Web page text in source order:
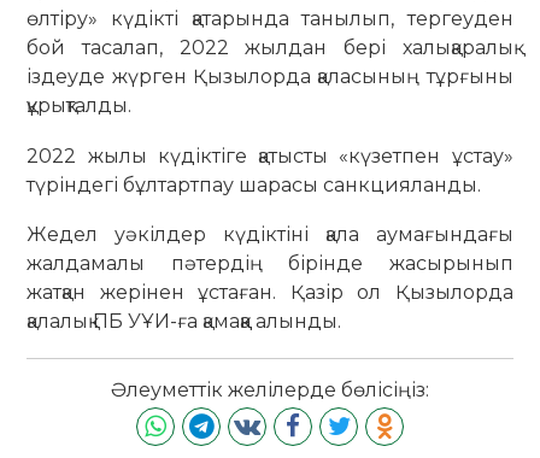
өлтіру» күдікті қатарында танылып, тергеуден
бой тасалап, 2022 жылдан бері халықаралық
іздеуде жүрген Қызылорда қаласының тұрғыны
құрықталды.
2022 жылы күдіктіге қатысты «күзетпен ұстау»
түріндегі бұлтартпау шарасы санкцияланды.
Жедел уәкілдер күдіктіні қала аумағындағы
жалдамалы пәтердің бірінде жасырынып
жатқан жерінен ұстаған. Қазір ол Қызылорда
қалалық ПБ УҰИ-ға қамаққа алынды.
Әлеуметтік желілерде бөлісіңіз: